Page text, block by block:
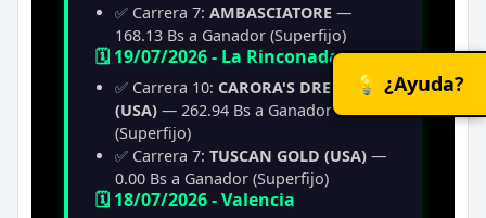
✅ Carrera 7: AMBASCIATORE —
168.13 Bs a Ganador (Superfijo)
🗓️ 19/07/2026 - La Rinconada
✅ Carrera 10: CARORA'S DREAM
(USA) — 262.94 Bs a Ganador
(Superfijo)
✅ Carrera 7: TUSCAN GOLD (USA) —
0.00 Bs a Ganador (Superfijo)
🗓️ 18/07/2026 - Valencia
💡 ¿Ayuda?